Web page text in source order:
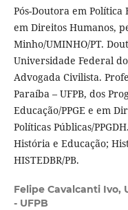
Pós-Doutora em
em Direitos Humanos,
Minho/UMINHO/PT.
Universidade Federal
Advogada Civilista.
Paraíba – UFPB, dos
Educação/PPGE e em
Políticas Públicas/
História e Educação;
HISTEDBR/PB.
Felipe Cavalcanti Ivo,
- UFPB